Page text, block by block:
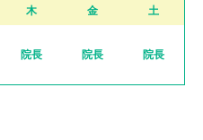
木 金
土
院長 院長 院長